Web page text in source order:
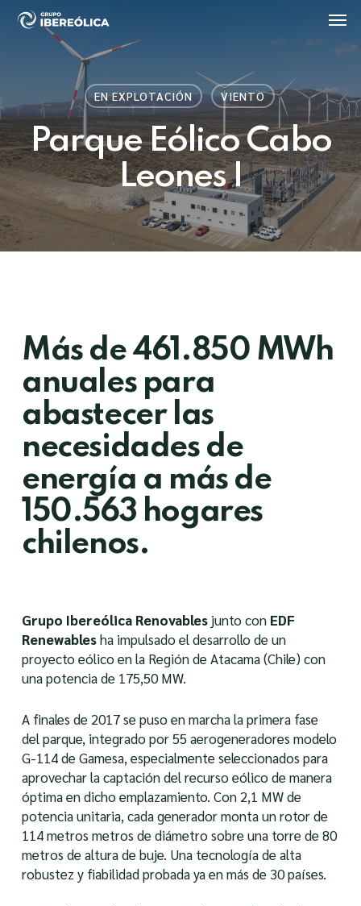
Skip
EN EXPLOTACIÓN VIENTO
Parque Eólico Cabo
Leones I
Más de 461.850 MWh
anuales para
abastecer las
necesidades de
energía a más de
150.563 hogares
chilenos.
Grupo Ibereólica Renovables junto con EDF
Renewablesha impulsado el desarrollo de un
proyecto eólico en la Región de Atacama (Chile) con
una potencia de 175,50 MW.
A finales de 2017 se puso en marcha la primera fase
del parque, integrado por 55 aerogeneradores modelo
G-114 de Gamesa, especialmente seleccionados para
aprovechar la captación del recurso eólico de manera
óptima en dicho emplazamiento. Con 2,1 MW de
potencia unitaria, cada generador monta un rotor de
114 metros metros de diámetro sobre una torre de 80
metros de altura de buje. Una tecnología de alta
robustez y fiabilidad probada ya en más de 30 países.